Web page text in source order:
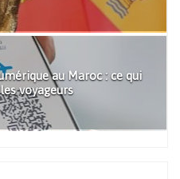
au Maroc : ce qui
voyageurs